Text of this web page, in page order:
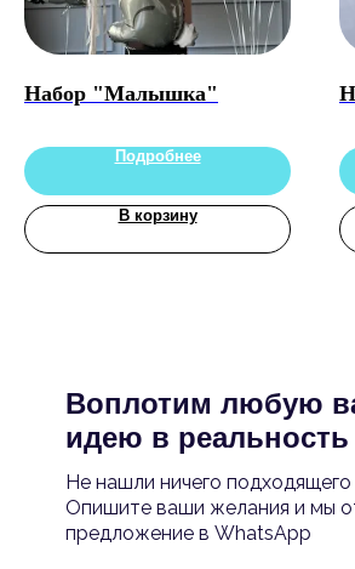
Набор "Малышка"
Подробнее
В корзину
Воплотим любую
идею в реальность
Не нашли ничего подходящего
Опишите ваши желания и мы
предложение в WhatsApp